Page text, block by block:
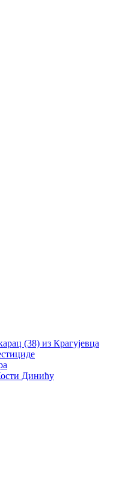
(38) из Крагујевца
Динићу